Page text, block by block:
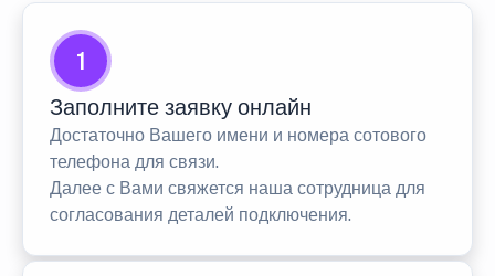
1
Заполните заявку онлайн
Достаточно Вашего имени и номера сотового
телефона для связи.
Далее с Вами свяжется наша сотрудница для
согласования деталей подключения.